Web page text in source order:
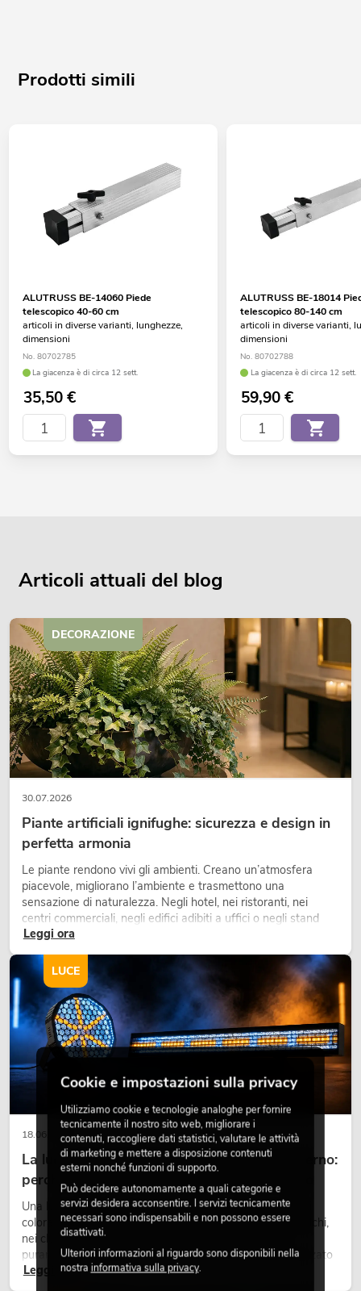
Prodotti simili
ALUTRUSS BE-14060 Piede
telescopico 40-60 cm
articoli in diverse varianti, lunghezze,
dimensioni
No. 80702785
La giacenza è di circa 12 sett.
35,50€
ALUTRUSS BE-18014
telescopico 80-140 cm
articoli in diverse varianti,
dimensioni
No. 80702788
La giacenza è di circa 12 sett.
59,90€
Articoli attuali del blog
30.07.2026
Piante artificiali ignifughe: sicurezza e design in
perfetta armonia
Le piante rendono vivi gli ambienti. Creano un’atmosfera
piacevole, migliorano l’ambiente e trasmettono una
sensazione di naturalezza. Negli hotel, nei ristoranti, nei
centri commerciali, negli edifici adibiti a uffici o negli stand
fieristici, una vegetazione di alta qualità è ormai parte
integrante dei moderni progetti di arredamento.
Leggi ora
DECORAZIONE
18.06.2026
La luce retrò nel design illuminotecnico moderno:
perché la luce calda torna ad avere successo
Una luce molto calda, superfici luminose visibili e accenti
colorati caratterizzano molti lighting design attuali su palchi,
nei club e negli eventi. La luce rétro non è un effetto
puramente nostalgico, ma uno strumento di design utilizzato
in modo consapevole: crea atmosfera, dona carattere alle
Leggi ora
LUCE
Cookie e impostazioni sulla privacy
Utilizziamo cookie e tecnologie analoghe per fornire
tecnicamente il nostro sito web, migliorare i
contenuti, raccogliere dati statistici, valutare le attività
di marketing e mettere a disposizione contenuti
esterni nonché funzioni di supporto.
Può decidere autonomamente a quali categorie e
servizi desidera acconsentire. I servizi tecnicamente
necessari sono indispensabili e non possono essere
disattivati.
Ulteriori informazioni al riguardo sono disponibili nella
nostra informativa sulla privacy.